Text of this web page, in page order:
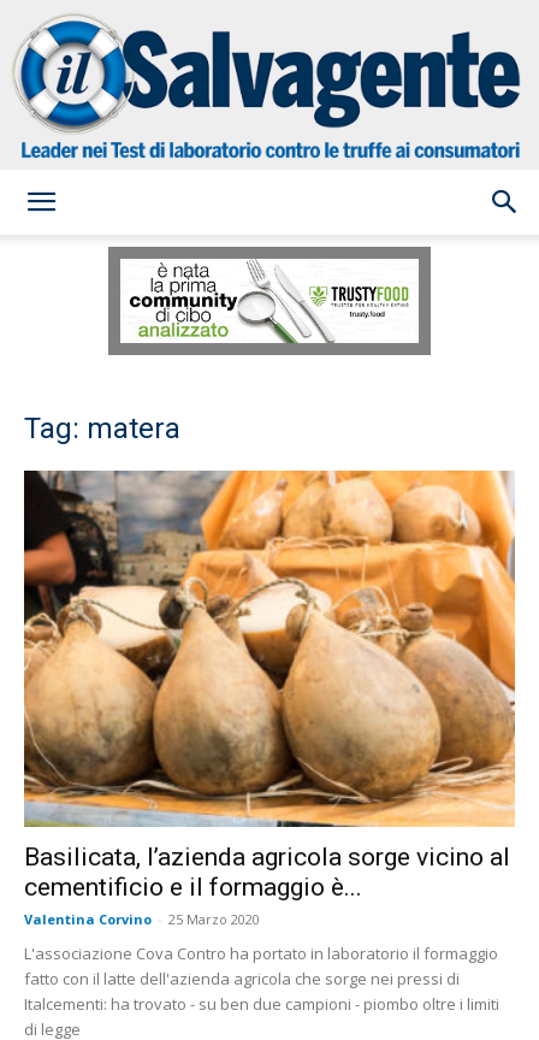
Salvagente
Tag: matera
Basilicata, l’azienda agricola sorge vicino al
cementificio e il formaggio è...
Valentina Corvino - 25 Marzo 2020
L'associazione Cova Contro ha portato in laboratorio il formaggio
fatto con il latte dell'azienda agricola che sorge nei pressi di
Italcementi: ha trovato - su ben due campioni - piombo oltre i limiti
di legge